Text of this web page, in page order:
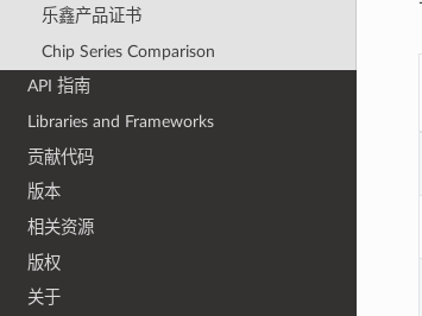
乐鑫产品证书
Chip Series Comparison
API 指南
Libraries and Frameworks
贡献代码
版本
相关资源
版权
关于